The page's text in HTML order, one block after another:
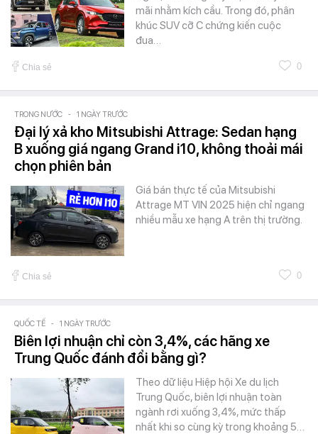
mãi nhằm kích cầu. Trong đó, phân
khúc SUV cỡ C chứng kiến cuộc
đua…
Chia sẻ 0
TRONG NƯỚC - 1 NGÀY TRƯỚC
Đại lý xả kho Mitsubishi Attrage: Sedan hạng
B xuống giá ngang Grand i10, không thoải mái
chọn phiên bản
Giá bán thực tế của Mitsubishi
Attrage MT VIN 2025 hiện chỉ ngang
nhiều mẫu xe hạng A trên thị trường.
Chia sẻ 0
QUỐC TẾ - 1 NGÀY TRƯỚC
Biên lợi nhuận chỉ còn 3,4%, các hãng xe
Trung Quốc đánh đổi bằng gì?
Theo dữ liệu Hiệp hội Xe du lịch
Trung Quốc, biên lợi nhuận toàn
ngành rơi xuống 3,4%, mức thấp
nhất khi so cùng kỳ trong khoảng 5…